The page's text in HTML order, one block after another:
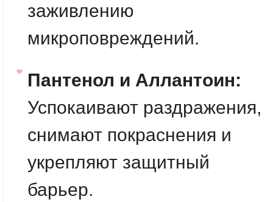
заживлению
микроповреждений.
Пантенол и Аллантоин:
Успокаивают раздражения,
снимают покраснения и
укрепляют защитный
барьер.